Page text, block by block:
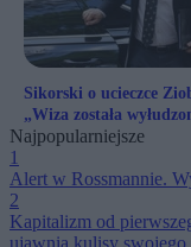
Sikorski o ucieczce
„Wiza została
Najpopularniejsze
1
Alert w Rossmannie.
2
Kapitalizm od
ujawnia kulisy swojego